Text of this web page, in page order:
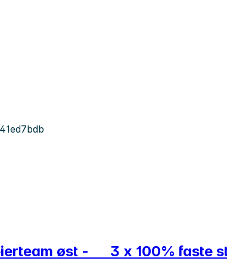
øst - 3 x 100% faste